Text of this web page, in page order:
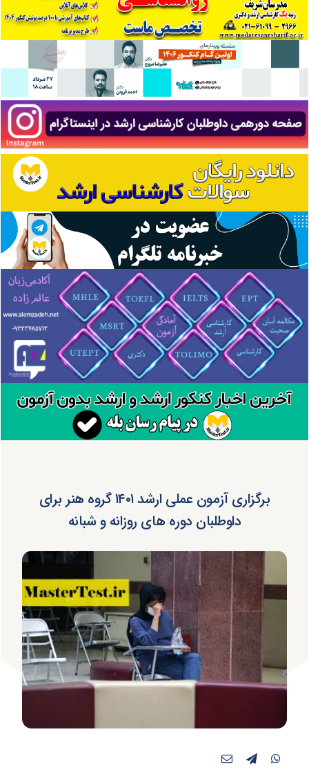
برگزاری آزمون عملی ارشد ۱۴۰۱ گروه هنر برای
داوطلبان دوره های روزانه و شبانه